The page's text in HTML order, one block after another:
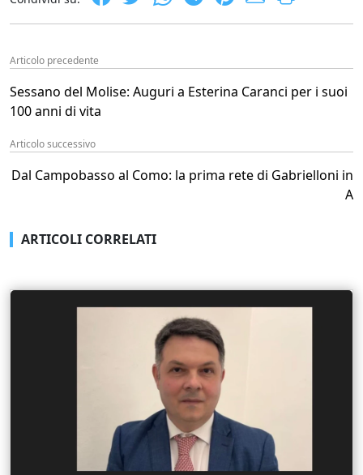
Articolo precedente
Sessano del Molise: Auguri a Esterina Caranci per i suoi
100 anni di vita
Articolo successivo
Dal Campobasso al Como: la prima rete di Gabrielloni in
A
ARTICOLI CORRELATI